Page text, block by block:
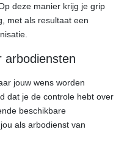
deze manier krijg je grip
met als resultaat een
arbodiensten
jouw wens worden
dat je de controle hebt over
beschikbare
als arbodienst van